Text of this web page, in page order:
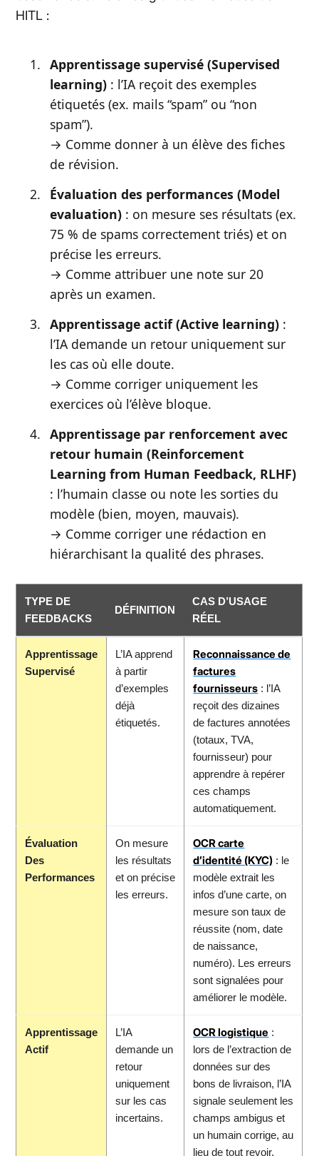
HITL :
Apprentissage supervisé (Supervised
learning) : l’IA reçoit des exemples
étiquetés (ex. mails “spam” ou “non
spam”).
→ Comme donner à un élève des fiches
de révision.
Évaluation des performances (Model
evaluation) : on mesure ses résultats (ex.
75 % de spams correctement triés) et on
précise les erreurs.
→ Comme attribuer une note sur 20
après un examen.
Apprentissage actif (Active learning) :
l’IA demande un retour uniquement sur
les cas où elle doute.
→ Comme corriger uniquement les
exercices où l’élève bloque.
Apprentissage par renforcement avec
retour humain (Reinforcement
Learning from Human Feedback, RLHF)
: l’humain classe ou note les sorties du
modèle (bien, moyen, mauvais).
→ Comme corriger une rédaction en
hiérarchisant la qualité des phrases.
TYPE DE
FEEDBACKS
DÉFINITION
CAS D’USAGE
RÉEL
Apprentissage
Supervisé
L’IA apprend
à partir
d’exemples
déjà
étiquetés.
Reconnaissance de
factures
fournisseurs : l’IA
reçoit des dizaines
de factures annotées
(totaux, TVA,
fournisseur) pour
apprendre à repérer
ces champs
automatiquement.
Évaluation
Des
Performances
On mesure
les résultats
et on précise
les erreurs.
OCR carte
d’identité (KYC) : le
modèle extrait les
infos d’une carte, on
mesure son taux de
réussite (nom, date
de naissance,
numéro). Les erreurs
sont signalées pour
améliorer le modèle.
Apprentissage
Actif
L’IA
demande un
retour
uniquement
sur les cas
incertains.
OCR logistique :
lors de l’extraction de
données sur des
bons de livraison, l’IA
signale seulement les
champs ambigus et
un humain corrige, au
lieu de tout revoir.